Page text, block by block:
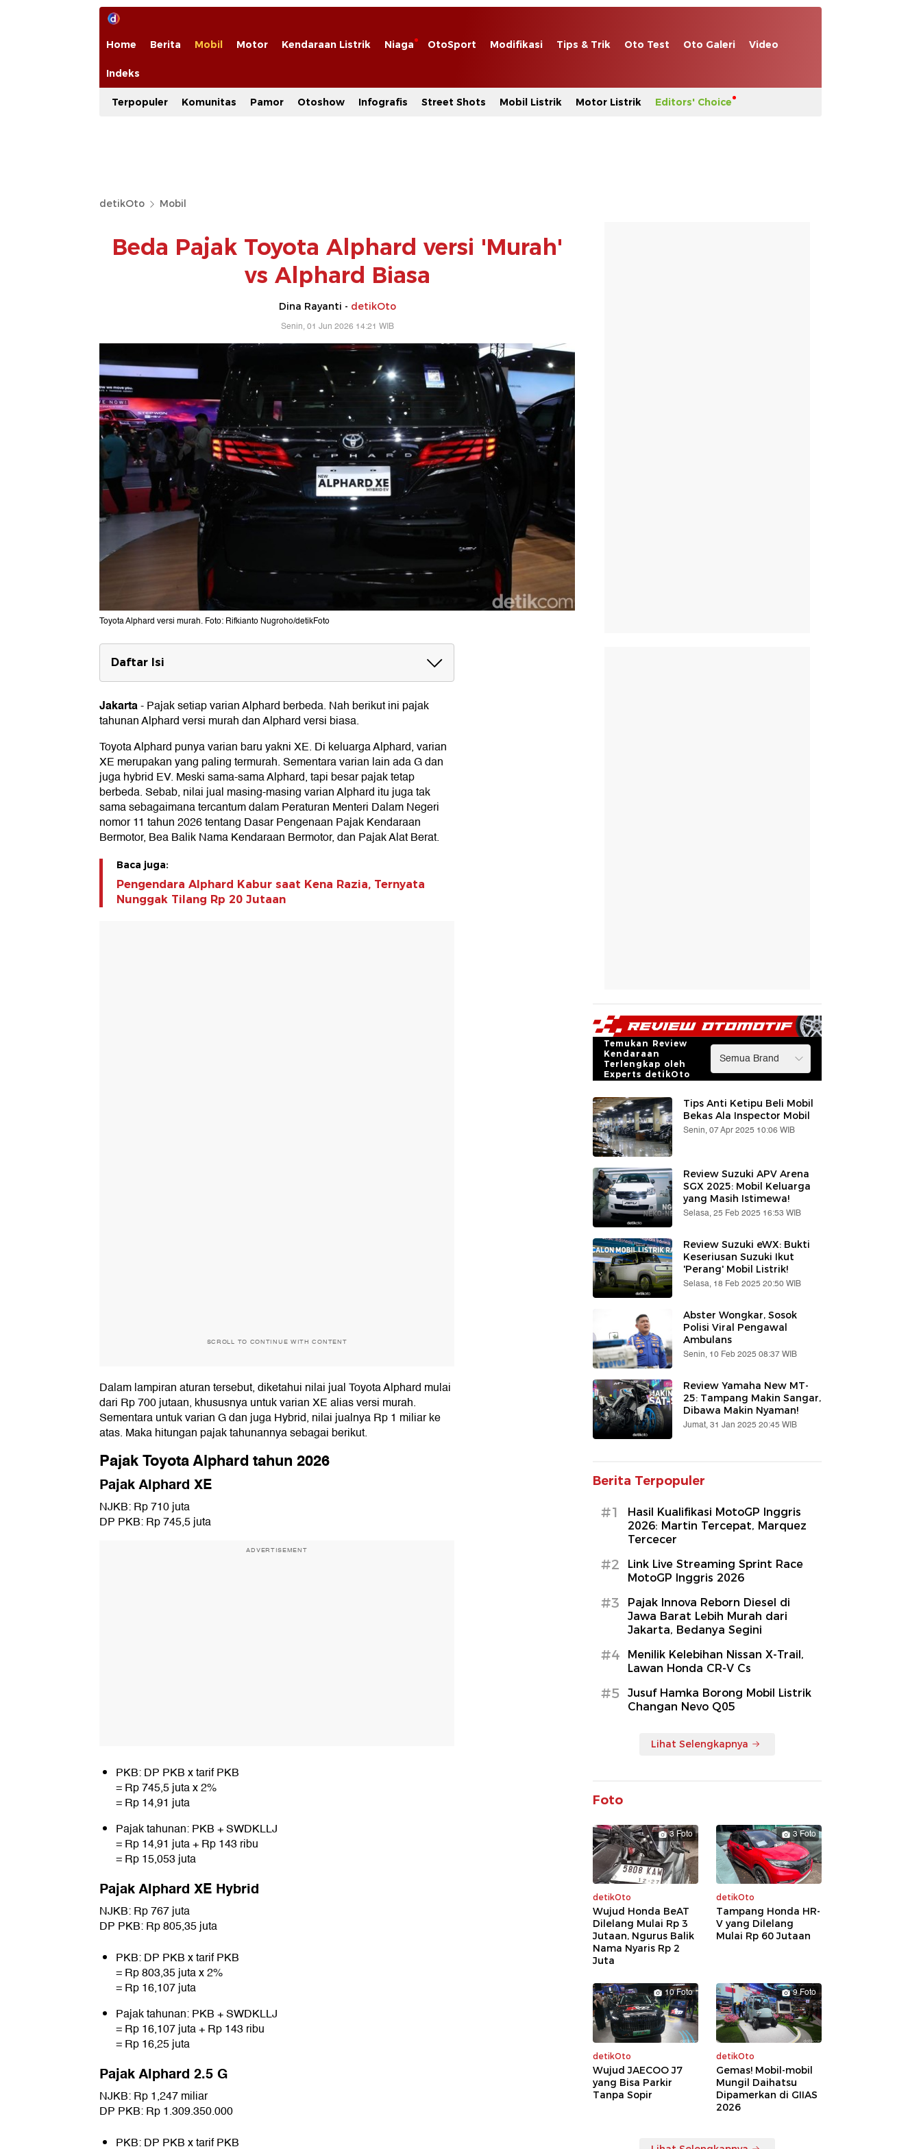
Home Berita Mobil Motor Kendaraan Listrik Niaga OtoSport Modifikasi Tips & Trik Oto Test Oto Galeri Video
Indeks
Terpopuler Komunitas Pamor Otoshow Infografis Street Shots Mobil Listrik Motor Listrik Editors' Choice
detikOto Mobil
Beda Pajak Toyota Alphard versi 'Murah'
vs Alphard Biasa
Dina Rayanti - detikOto
Senin, 01 Jun 2026 14:21 WIB
Toyota Alphard versi murah. Foto: Rifkianto Nugroho/detikFoto
Daftar Isi
Pajak Toyota Alphard tahun 2026
Pajak Alphard XE
Pajak Alphard XE Hybrid
Pajak Alphard 2.5 G
Pajak Alphard Hybrid
Jakarta-Pajak setiap varian Alphard berbeda. Nah berikut ini pajak
tahunan Alphard versi murah dan Alphard versi biasa.
Toyota Alphard punya varian baru yakni XE. Di keluarga Alphard, varian
XE merupakan yang paling termurah. Sementara varian lain ada G dan
juga hybrid EV. Meski sama-sama Alphard, tapi besar pajak tetap
berbeda. Sebab, nilai jual masing-masing varian Alphard itu juga tak
sama sebagaimana tercantum dalam Peraturan Menteri Dalam Negeri
nomor 11 tahun 2026 tentang Dasar Pengenaan Pajak Kendaraan
Bermotor, Bea Balik Nama Kendaraan Bermotor, dan Pajak Alat Berat.
Baca juga:
Pengendara Alphard Kabur saat Kena Razia, Ternyata
Nunggak Tilang Rp 20 Jutaan
SCROLL TO CONTINUE WITH CONTENT
Dalam lampiran aturan tersebut, diketahui nilai jual Toyota Alphard mulai
dari Rp 700 jutaan, khususnya untuk varian XE alias versi murah.
Sementara untuk varian G dan juga Hybrid, nilai jualnya Rp 1 miliar ke
atas. Maka hitungan pajak tahunannya sebagai berikut.
Pajak Toyota Alphard tahun 2026
Pajak Alphard XE
NJKB: Rp 710 juta
DP PKB: Rp 745,5 juta
ADVERTISEMENT
PKB: DP PKB x tarif PKB
= Rp 745,5 juta x 2%
= Rp 14,91 juta
Pajak tahunan: PKB + SWDKLLJ
= Rp 14,91 juta + Rp 143 ribu
= Rp 15,053 juta
Pajak Alphard XE Hybrid
NJKB: Rp 767 juta
DP PKB: Rp 805,35 juta
PKB: DP PKB x tarif PKB
= Rp 803,35 juta x 2%
= Rp 16,107 juta
Pajak tahunan: PKB + SWDKLLJ
= Rp 16,107 juta + Rp 143 ribu
= Rp 16,25 juta
Pajak Alphard 2.5 G
NJKB: Rp 1,247 miliar
DP PKB: Rp 1.309.350.000
PKB: DP PKB x tarif PKB
Temukan Review
Kendaraan
Terlengkap oleh
Experts detikOto
Tips Anti Ketipu Beli Mobil
Bekas Ala Inspector Mobil
Senin, 07 Apr 2025 10:06 WIB
Review Suzuki APV Arena
SGX 2025: Mobil Keluarga
yang Masih Istimewa!
Selasa, 25 Feb 2025 16:53 WIB
Review Suzuki eWX: Bukti
Keseriusan Suzuki Ikut
'Perang' Mobil Listrik!
Selasa, 18 Feb 2025 20:50 WIB
Abster Wongkar, Sosok
Polisi Viral Pengawal
Ambulans
Senin, 10 Feb 2025 08:37 WIB
Review Yamaha New MT-
25: Tampang Makin Sangar,
Dibawa Makin Nyaman!
Jumat, 31 Jan 2025 20:45 WIB
Berita Terpopuler
#1
Hasil Kualifikasi MotoGP Inggris
2026: Martin Tercepat, Marquez
Tercecer
#2
Link Live Streaming Sprint Race
MotoGP Inggris 2026
#3
Pajak Innova Reborn Diesel di
Jawa Barat Lebih Murah dari
Jakarta, Bedanya Segini
#4
Menilik Kelebihan Nissan X-Trail,
Lawan Honda CR-V Cs
#5
Jusuf Hamka Borong Mobil Listrik
Changan Nevo Q05
Lihat Selengkapnya
Foto
3 Foto
detikOto
Wujud Honda BeAT
Dilelang Mulai Rp 3
Jutaan, Ngurus Balik
Nama Nyaris Rp 2
Juta
3 Foto
detikOto
Tampang Honda HR-
V yang Dilelang
Mulai Rp 60 Jutaan
10 Foto
detikOto
Wujud JAECOO J7
yang Bisa Parkir
Tanpa Sopir
9 Foto
detikOto
Gemas! Mobil-mobil
Mungil Daihatsu
Dipamerkan di GIIAS
2026